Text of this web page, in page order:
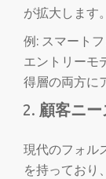
が拡大します。
例: スマート
エントリーモ
得層の両方に
顧客ニ
現代のフォル
を持っており